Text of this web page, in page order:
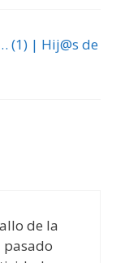
(1) | Hij@s de
de la